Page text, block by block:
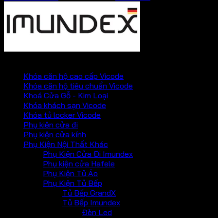
Khóa căn hộ cao cấp Vicode
Khóa căn hộ tiêu chuẩn Vicode
Khoá Cửa Gỗ - Kim Loại
Khóa khách sạn Vicode
Khóa tủ locker Vicode
Phụ kiện cửa đi
Phụ kiện cửa kính
Phụ Kiện Nội Thất Khác
Phụ Kiện Cửa Đi Imundex
Phụ kiện cửa Hafele
Phụ Kiện Tủ Áo
Phụ Kiện Tủ Bếp
Tủ Bếp GrandX
Tủ Bếp Imundex
Đèn Led